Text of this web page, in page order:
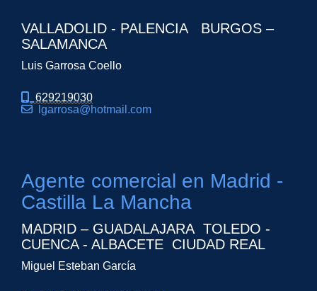
VALLADOLID - PALENCIA BURGOS –
SALAMANCA
Luis Garrosa Coello
629219030
lgarrosa
hotmail.com
Agente comercial en Madrid -
Castilla La Mancha
MADRID – GUADALAJARA TOLEDO -
CUENCA - ALBACETE CIUDAD REAL
Miguel Esteban García